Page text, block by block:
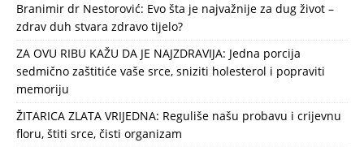
Branimir dr Nestorović: Evo šta je najvažnije za dug život –
zdrav duh stvara zdravo tijelo?
ZA OVU RIBU KAŽU DA JE NAJZDRAVIJA: Jedna porcija
sedmično zaštitiće vaše srce, sniziti holesterol i popraviti
memoriju
ŽITARICA ZLATA VRIJEDNA: Reguliše našu probavu i crijevnu
floru, štiti srce, čisti organizam